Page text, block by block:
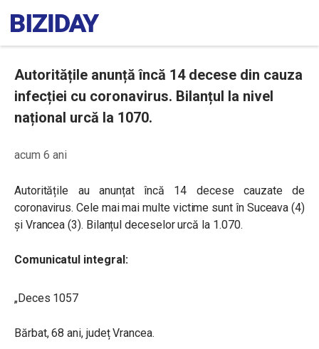
Autoritățile anunță încă 14 decese din cauza
infecției cu coronavirus. Bilanțul la nivel
național urcă la 1070.
acum 6 ani
Autoritățile au anunțat încă 14 decese cauzate de
coronavirus. Cele mai mai multe victime sunt în Suceava (4)
și Vrancea (3). Bilanțul deceselor urcă la 1.070.
Comunicatul integral:
„Deces 1057
Bărbat, 68 ani, județ Vrancea.